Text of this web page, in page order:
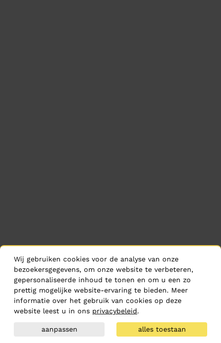
Wij gebruiken cookies voor de analyse van onze
bezoekersgegevens, om onze website te verbeteren,
gepersonaliseerde inhoud te tonen en om u een zo
prettig mogelijke website-ervaring te bieden. Meer
informatie over het gebruik van cookies op deze
website leest u in ons privacybeleid.
aanpassen alles toestaan